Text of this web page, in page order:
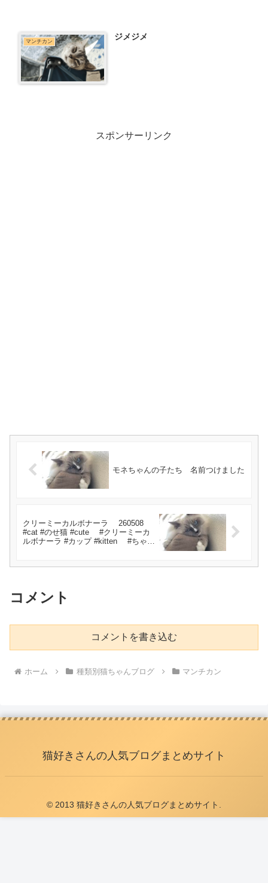
マンチカン ジメジメ
スポンサーリンク
モネちゃんの子たち 名前つけました
クリーミーカルボナーラ 260508
#cat #のせ猫 #cute #クリーミーカ
ルボナーラ #カップ #kitten #ちゃと
コメント
コメントを書き込む
ホーム 種類別猫ちゃんブログ マンチカン
猫好きさんの人気ブログまとめサイト
© 2013 猫好きさんの人気ブログまとめサイト.